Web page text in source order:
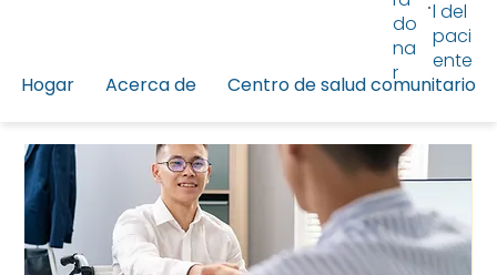
Hogar Acerca de Centro de salud comunitario
do
na
r
l del
paci
ente